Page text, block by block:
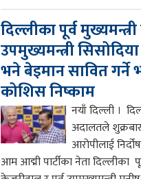
दिल्लीका पूर्व
उपमुख्यमन्त्री
भने बेइमान सावित गर्ने
कोशिस निष्काम
नयाँ दिल्ली ।
अदालतले
आरोपीलाई
आम आद्मी पार्टीका नेता दिल्लीका